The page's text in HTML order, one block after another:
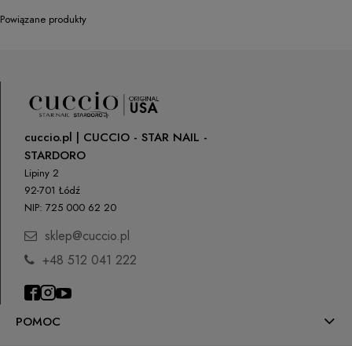
Powiązane produkty
POMOC
cuccio.pl | CUCCIO - STAR NAIL -
STARDORO
Lipiny 2
92-701 Łódź
NIP: 725 000 62 20
sklep@cuccio.pl
+48 512 041 222